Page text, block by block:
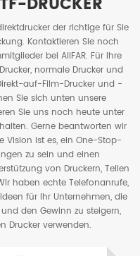
der richtige für Sie
Kontaktieren Sie noch
bei AIIFAR. Für Ihre
normale Drucker und
auf-Film-Drucker und -
Sie sich unten unsere
Sie uns noch heute unter
Gerne beantworten wir
Vision ist es, ein One-Stop-
zu sein und einen
von Druckern, Teilen
haben echte Telefonanrufe,
für Ihr Unternehmen, die
den Gewinn zu steigern,
Drucker verwenden.